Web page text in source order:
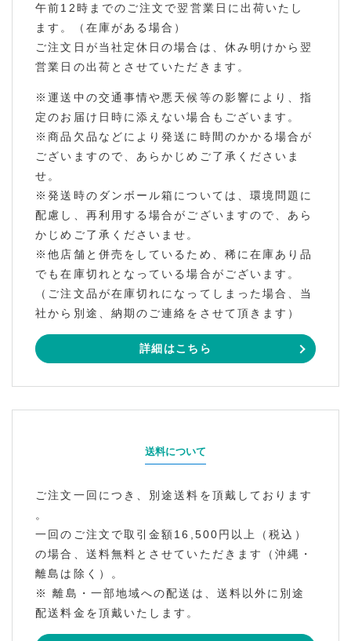
午前12時までのご注文で翌営業日に出荷いたし
ます。（在庫がある場合）
ご注文日が当社定休日の場合は、休み明けから翌
営業日の出荷とさせていただきます。
※運送中の交通事情や悪天候等の影響により、指
定のお届け日時に添えない場合もございます。
※商品欠品などにより発送に時間のかかる場合が
ございますので、あらかじめご了承くださいま
せ。
※発送時のダンボール箱については、環境問題に
配慮し、再利用する場合がございますので、あら
かじめご了承くださいませ。
※他店舗と併売をしているため、稀に在庫あり品
でも在庫切れとなっている場合がございます。
（ご注文品が在庫切れになってしまった場合、当
社から別途、納期のご連絡をさせて頂きます）
詳細はこちら
送料について
ご注文一回につき、別途送料を頂戴しております
。
一回のご注文で取引金額16,500円以上（税込）
の場合、送料無料とさせていただきます（沖縄・
離島は除く）。
※ 離島・一部地域への配送は、送料以外に別途
配送料金を頂戴いたします。